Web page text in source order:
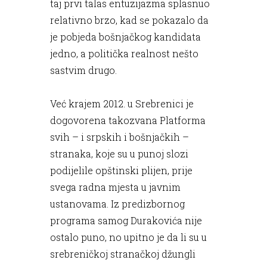
taj prvi talas entuzijazma splasnuo
relativno brzo, kad se pokazalo da
je pobjeda bošnjačkog kandidata
jedno, a politička realnost nešto
sastvim drugo.
Već krajem 2012. u Srebrenici je
dogovorena takozvana Platforma
svih – i srpskih i bošnjačkih –
stranaka, koje su u punoj slozi
podijelile opštinski plijen, prije
svega radna mjesta u javnim
ustanovama. Iz predizbornog
programa samog Durakovića nije
ostalo puno, no upitno je da li su u
srebreničkoj stranačkoj džungli